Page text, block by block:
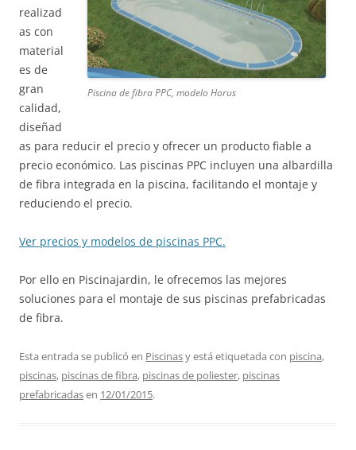
Piscina de fibra PPC, modelo Horus
realizad
as con
material
es de
gran
calidad,
diseñad
as para reducir el precio y ofrecer un producto fiable a
precio económico. Las piscinas PPC incluyen una albardilla
de fibra integrada en la piscina, facilitando el montaje y
reduciendo el precio.
Ver precios y modelos de piscinas PPC.
Por ello en Piscinajardin, le ofrecemos las mejores
soluciones para el montaje de sus piscinas prefabricadas
de fibra.
Esta entrada se publicó en Piscinasy está etiquetada con piscina,
piscinas, piscinas de fibra, piscinas de poliester, piscinas
prefabricadasen 12/01/2015.